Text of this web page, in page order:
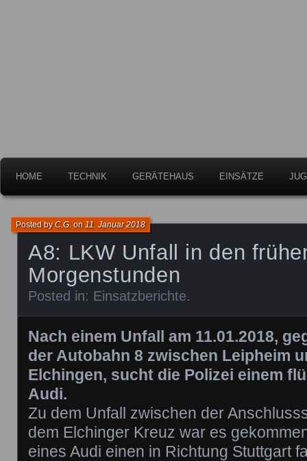
HOME TECHNIK GERÄTEHAUS EINSÄTZE
A8: LKW Unfall in den
Morgenstunden
Posted byC.G. on11. Januar 2018
Posted in: Einsatzberichte.
Nach einem Unfall am 11.01.2018,
der Autobahn 8 zwischen Leipheim
Elchingen, sucht die Polizei einem
Audi.
Zu dem Unfall zwischen der
dem Elchinger Kreuz war es
eines Audi einen in Richtung Stuttgart